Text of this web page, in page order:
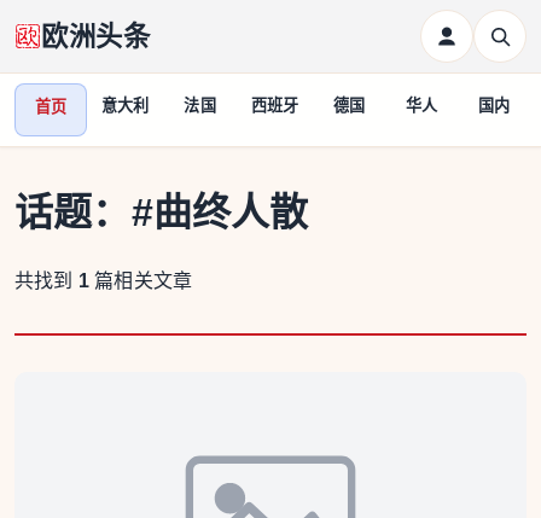
欧洲头条
首页 意大利 法国 西班牙 德国 华人 国内
话题： #曲终人散
共找到 1 篇相关文章